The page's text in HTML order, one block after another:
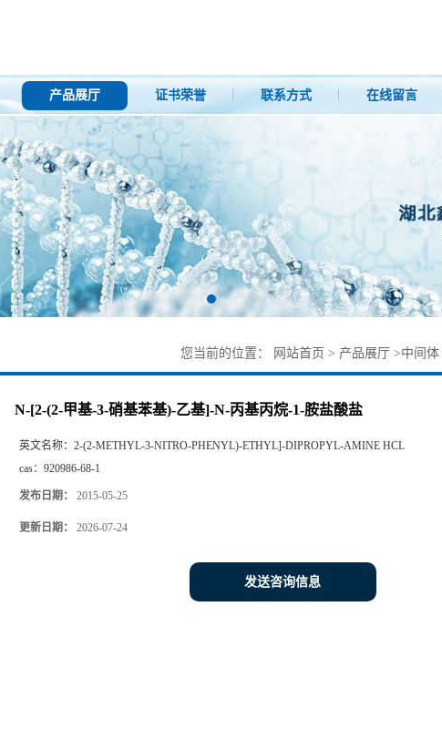
产品展厅 证书荣誉 联系方式 在线留言
您当前的位置： 网站首页 > 产品展厅 >中间体
N-[2-(2-甲基-3-硝基苯基)-乙基]-N-丙基丙烷-1-胺盐酸盐
英文名称： 2-(2-METHYL-3-NITRO-PHENYL)-ETHYL]-DIPROPYL-AMINE HCL
cas： 920986-68-1
发布日期： 2015-05-25
更新日期： 2026-07-24
发送咨询信息